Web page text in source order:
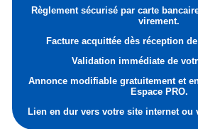
Règlement sécurisé par carte
virement.
Facture acquittée dès réception
Validation immédiate de
Annonce modifiable gratuitement et
Espace PRO.
Lien en dur vers votre site internet ou